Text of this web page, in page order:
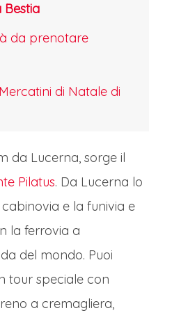
a graticcio
e scatta
In “Place des
trova uno dei principali
di Colmar con una
decorazioni
locali. A pochi passi
la Cattedrale di San
esempio di
con il suo
situato nella
de la Cathédrale”. Le
Bestia
da prenotare
di Natale di
da Lucerna, sorge il
Pilatus. Da Lucerna lo
e la funivia e
la ferrovia a
del mondo. Puoi
tour speciale con
a cremagliera,